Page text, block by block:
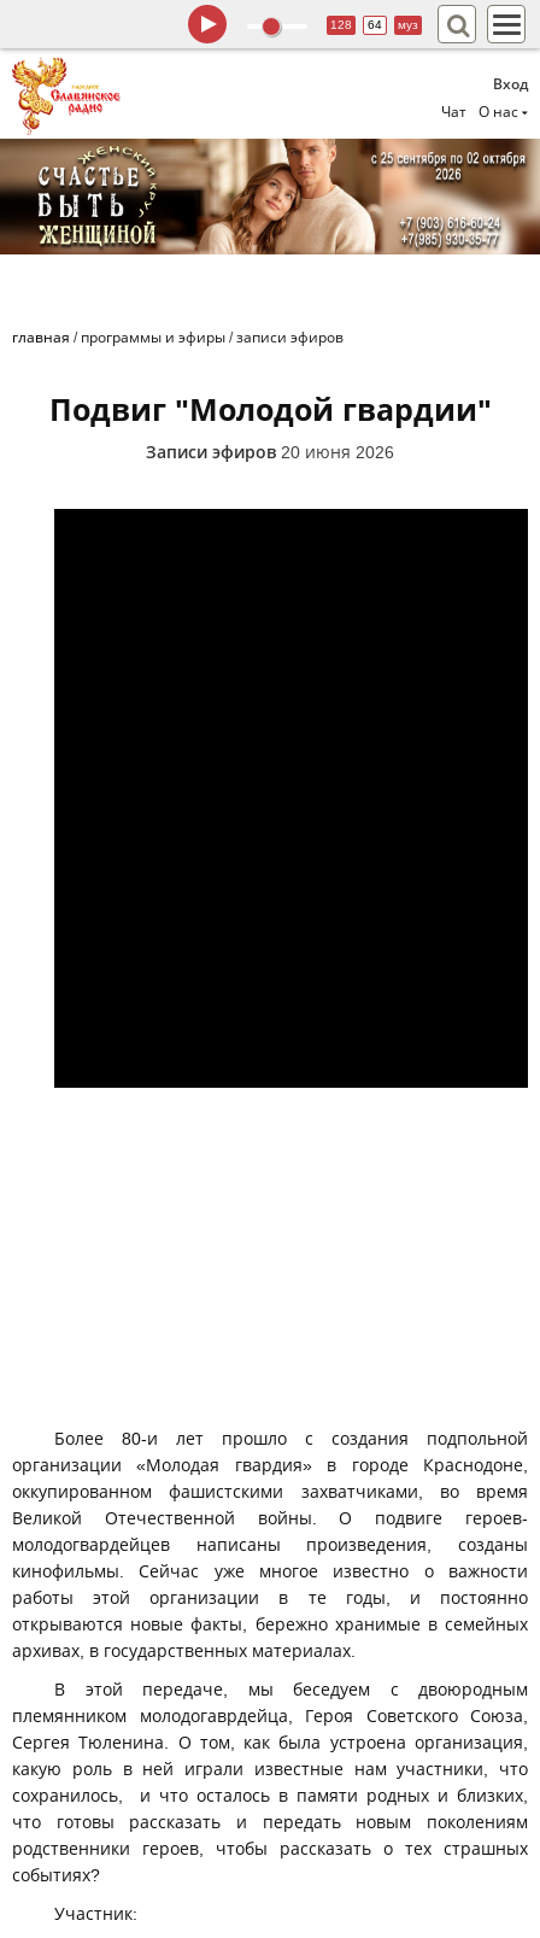
Вход
Чат
О нас
128 64 муз
главная / программы и эфиры /записи эфиров
Подвиг "Молодой гвардии"
Записи эфиров 20 июня 2026
Более 80-и лет прошло с создания подпольной
организации «Молодая гвардия» в городе Краснодоне,
оккупированном фашистскими захватчиками, во время
Великой Отечественной войны. О подвиге героев-
молодогвардейцев написаны произведения, созданы
кинофильмы. Сейчас уже многое известно о важности
работы этой организации в те годы, и постоянно
открываются новые факты, бережно хранимые в семейных
архивах, в государственных материалах.
В этой передаче, мы беседуем с двоюродным
племянником молодогаврдейца, Героя Советского Союза,
Сергея Тюленина. О том, как была устроена организация,
какую роль в ней играли известные нам участники, что
сохранилось, и что осталось в памяти родных и близких,
что готовы рассказать и передать новым поколениям
родственники героев, чтобы рассказать о тех страшных
событиях?
Участник: